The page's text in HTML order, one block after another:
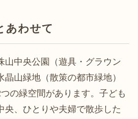
あわせて
山中央公園（遊具・グラウン
晶山緑地（散策の都市緑地）
の緑空間があります。子ども
央、ひとりや夫婦で散歩した